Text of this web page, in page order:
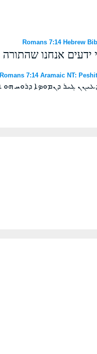
Romans 7:14 Hebrew
ידעים אנחנו
Romans 7:14 Aramaic NT:
ܓܝܪ ܕܢܡܘܤܐ ܕܪܘܚ ܗܘ